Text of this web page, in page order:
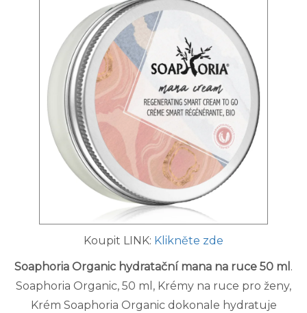
Koupit LINK: Klikněte zde
Soaphoria Organic hydratační mana na ruce 50 ml .
Soaphoria Organic, 50 ml, Krémy na ruce pro ženy,
Krém Soaphoria Organic dokonale hydratuje